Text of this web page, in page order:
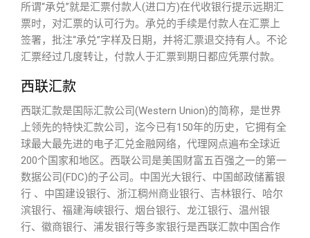
所谓“承兑”就是汇票付款人(进口方)在代收银行提示远期汇
票时，对汇票的认可行为。承兑的手续是付款人在汇票上
签署，批注“承兑”字样及日期，并将汇票退交持有人。不论
汇票经过几度转让，付款人于汇票到期日都应凭票付款。
西联汇款
西联汇款是国际汇款公司(Western Union)的简称，是世界
上领先的特快汇款公司，迄今已有150年的历史，它拥有全
球最大最先进的电子汇兑金融网络，代理网点遍布全球近
200个国家和地区。西联公司是美国财富五百强之一的第一
数据公司(FDC)的子公司。中国光大银行、中国邮政储蓄银
行 、中国建设银行、浙江稠州商业银行、吉林银行、哈尔
滨银行、福建海峡银行、烟台银行、龙江银行、温州银
行、徽商银行、浦发银行等多家银行是西联汇款中国合作